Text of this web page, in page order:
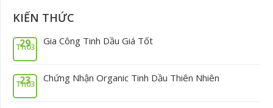
KIẾN THỨC
29
Th03 Gia Công Tinh Dầu Giá Tốt
23
Th03 Chứng Nhận Organic Tinh Dầu Thiên Nhiên